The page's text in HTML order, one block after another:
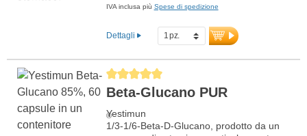
C tamponata
IVA inclusa più Spese di spedizione
Dettagli
Average rating of 5 out of 5 stars
Beta-Glucano PUR
Yestimun
®
1/3-1/6-Beta-D-Glucano, prodotto da un